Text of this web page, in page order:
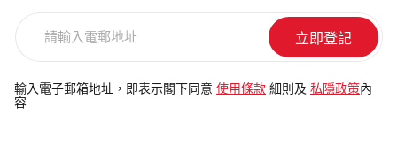
電
郵
輸入電子郵箱地址，即表示閣下同意 使用條款 細則及 私隱政策 內
容